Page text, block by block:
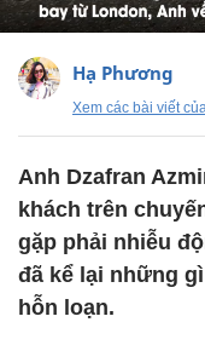
Hạ Phương
Xem các bài viết
Anh Dzafran
khách trên
gặp phải nhiễu
đã kể lại những
hỗn loạn.